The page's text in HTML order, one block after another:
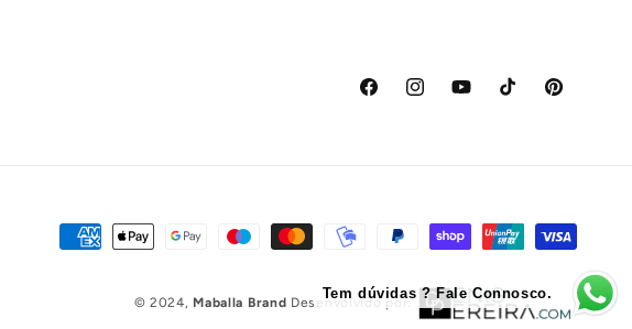
FacebookInstagramYouTubeTikTok Pinterest
Métodos
pagamento© 2024, Maballa Brand Desenvolvido por:
Tem dúvidas ? Fale Connosco.